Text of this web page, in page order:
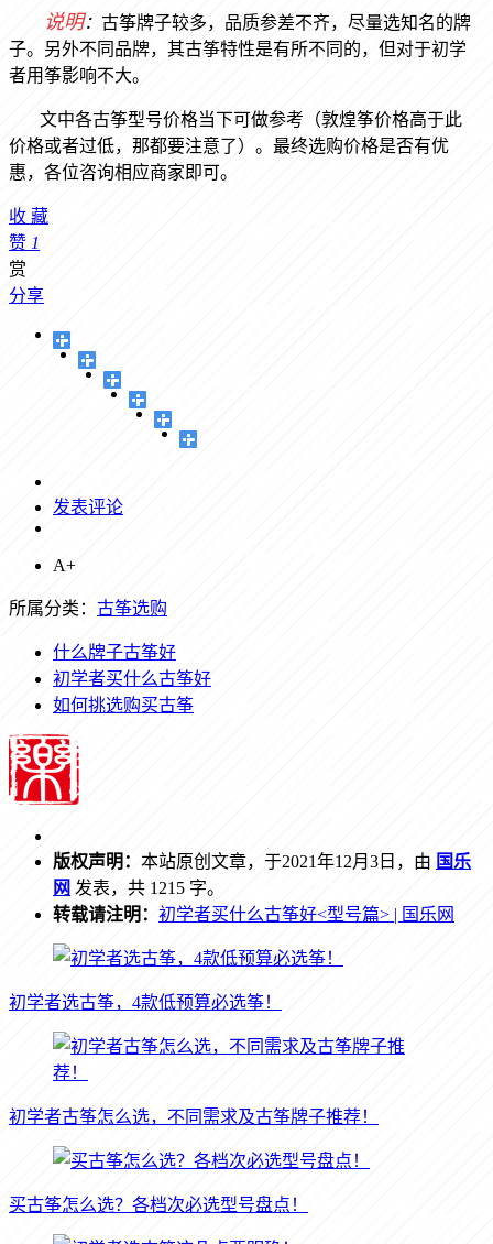
说明： 古筝牌子较多，品质参差不齐，尽量选知名的牌
子。另外不同品牌，其古筝特性是有所不同的，但对于初学
者用筝影响不大。
文中各古筝型号价格当下可做参考（敦煌筝价格高于此
价格或者过低，那都要注意了）。最终选购价格是否有优
惠，各位咨询相应商家即可。
收 藏
赞 1
赏
分享
发表评论
A+
所属分类： 古筝选购
什么牌子古筝好
初学者买什么古筝好
如何挑选购买古筝
版权声明： 本站原创文章，于2021年12月3日，由 国乐
网 发表，共 1215 字。
转载请注明： 初学者买什么古筝好<型号篇> | 国乐网
初学者选古筝，4款低预算必选筝！
初学者古筝怎么选，不同需求及古筝牌子推荐！
买古筝怎么选？各档次必选型号盘点！